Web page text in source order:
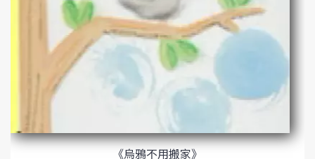
《烏鴉不用搬家》